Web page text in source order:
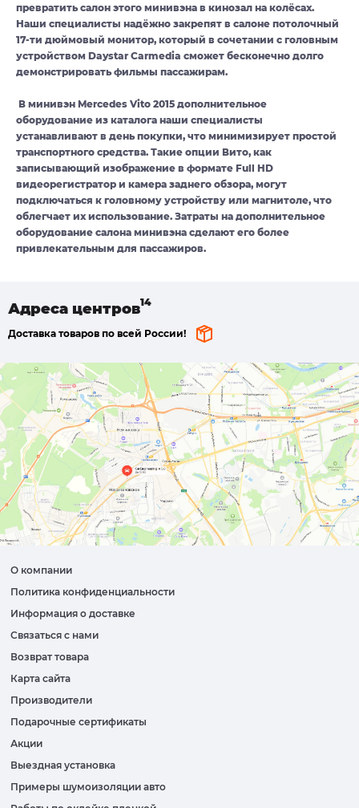
превратить салон этого минивэна в кинозал на колёсах.
Наши специалисты надёжно закрепят в салоне потолочный
17-ти дюймовый монитор, который в сочетании с головным
устройством Daystar Carmedia сможет бесконечно долго
демонстрировать фильмы пассажирам.
В минивэн Mercedes Vito 2015 дополнительное
оборудование из каталога наши специалисты
устанавливают в день покупки, что минимизирует простой
транспортного средства. Такие опции Вито, как
записывающий изображение в формате Full HD
видеорегистратор и камера заднего обзора, могут
подключаться к головному устройству или магнитоле, что
облегчает их использование. Затраты на дополнительное
оборудование салона минивэна сделают его более
привлекательным для пассажиров.
Адреса центров
Доставка товаров по всей России!
О компании
Политика конфиденциальности
Информация о доставке
Связаться с нами
Возврат товара
Карта сайта
Производители
Подарочные сертификаты
Акции
Выездная установка
Примеры шумоизоляции авто